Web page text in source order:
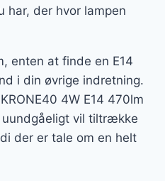
har, der hvor lampen
enten at finde en E14
i din øvrige indretning.
4W E14 470lm
uundgåeligt vil tiltrække
der er tale om en helt